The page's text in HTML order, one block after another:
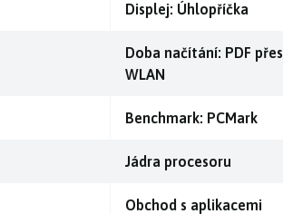
Displej: Úhlopříčka
Doba načítání: PDF přes
WLAN
Benchmark: PCMark
Jádra procesoru
Obchod s aplikacemi